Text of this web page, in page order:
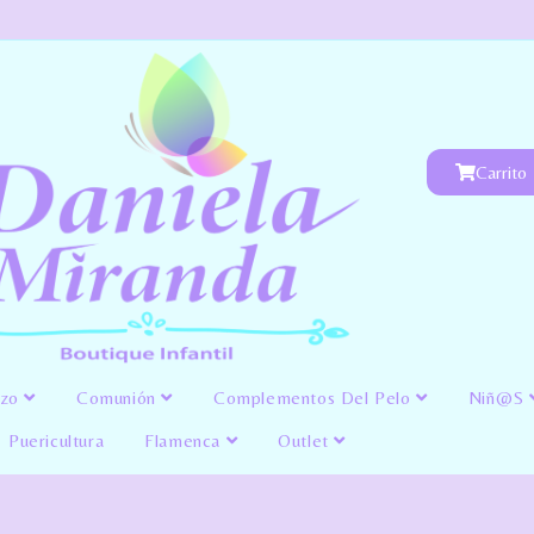
Carrito
Comunión Complementos Del Pelo Niñ@s
Puericultura Flamenca Outlet